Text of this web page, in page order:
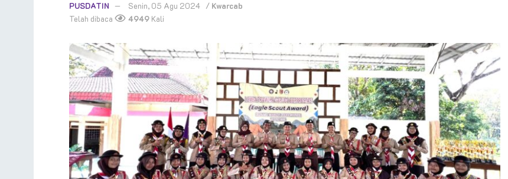
PUSDATIN Senin, 05 Agu 2024 / Kwarcab
Telah dibaca
4949 Kali